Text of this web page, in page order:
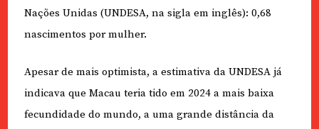
Nações Unidas (UNDESA, na sigla em inglês): 0,68
nascimentos por mulher.
Apesar de mais optimista, a estimativa da UNDESA já
indicava que Macau teria tido em 2024 a mais baixa
fecundidade do mundo, a uma grande distância da